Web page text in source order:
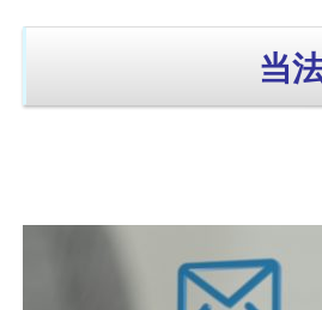
当